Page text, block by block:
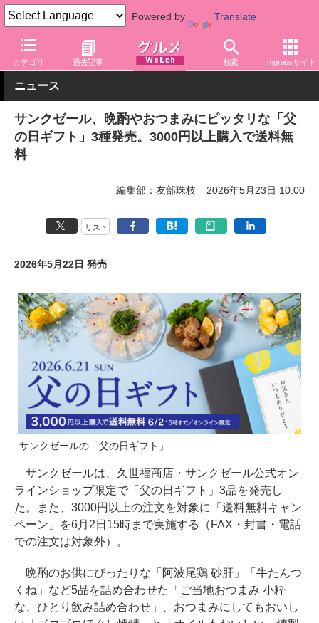
Powered by Translate
カテゴリ 過去記事 検索 Impressサイト
グルメ Watch 店舗 バラエティ
ニュース
サンクゼール、晩酌やおつまみにピッタリな「父
の日ギフト」3種発売。3000円以上購入で送料無
料
編集部：友部珠枝 2026年5月23日 10:00
リスト
2026年5月22日 発売
サンクゼールの「父の日ギフト」
サンクゼールは、久世福商店・サンクゼール公式オン
ラインショップ限定で「父の日ギフト」3品を発売し
た。また、3000円以上の注文を対象に「送料無料キャン
ペーン」を6月2日15時まで実施する（FAX・封書・電話
での注文は対象外）。
晩酌のお供にぴったりな「阿波尾鶏 砂肝」「牛たんつ
くね」など5品を詰め合わせた「ご当地おつまみ 小粋
な、ひとり飲み詰め合わせ」、おつまみにしてもおいし